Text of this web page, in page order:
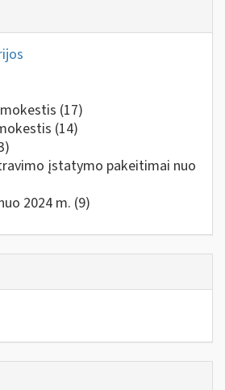
(17)
(14)
įstatymo pakeitimai nuo
2024 m. (9)